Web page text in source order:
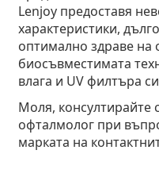
Lenjoy предоставя
характеристики,
оптимално здраве на
биосъвместимата
влага и UV филтъра
Моля, консултирайте
офталмолог при
марката на